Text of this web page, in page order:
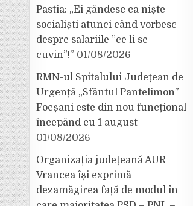
Pastia: „Ei gândesc ca niște
socialiști atunci când vorbesc
despre salariile ”ce li se
cuvin”!” 01/08/2026
RMN-ul Spitalului Județean de
Urgență „Sfântul Pantelimon”
Focșani este din nou funcțional
începând cu 1 august
01/08/2026
Organizația județeană AUR
Vrancea își exprimă
dezamăgirea față de modul în